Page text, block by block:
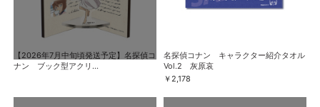
【2026年7月中旬頃発送予定】名探偵コ
ナン ブック型アクリ...
名探偵コナン キャラクター紹介タオル
Vol.2 灰原哀
￥2,178